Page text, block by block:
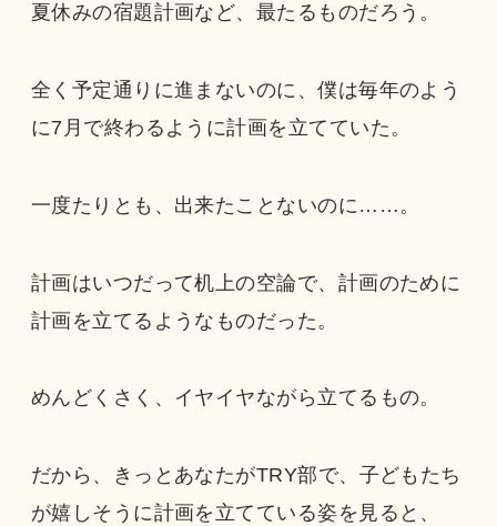
夏休みの宿題計画など、最たるものだろう。
全く予定通りに進まないのに、僕は毎年のよう
に7月で終わるように計画を立てていた。
一度たりとも、出来たことないのに……。
計画はいつだって机上の空論で、計画のために
計画を立てるようなものだった。
めんどくさく、イヤイヤながら立てるもの。
だから、きっとあなたがTRY部で、子どもたち
が嬉しそうに計画を立てている姿を見ると、